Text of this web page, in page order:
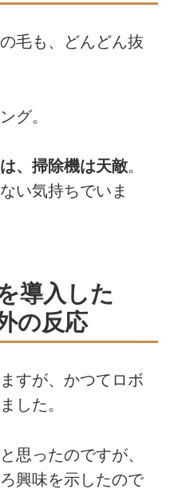
毛も、どんどん抜
グ。
、掃除機は天敵。
い気持ちでいま
導入した
の反応
すが、かつてロボ
した。
思ったのですが、
興味を示したので